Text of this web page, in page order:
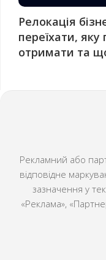
Релокація
переїхати,
отримати та
Рекламний або
відповідне
зазначення у
«Реклама»,